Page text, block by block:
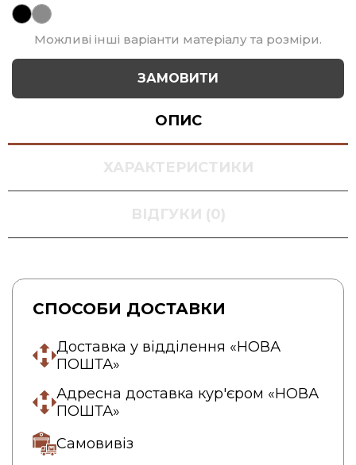
Можливі інші варіанти матеріалу та розміри.
ЗАМОВИТИ
ОПИС
ХАРАКТЕРИСТИКИ
ВІДГУКИ (0)
СПОСОБИ ДОСТАВКИ
Доставка у відділення «НОВА
ПОШТА»
Адресна доставка кур'єром «НОВА
ПОШТА»
Самовивіз